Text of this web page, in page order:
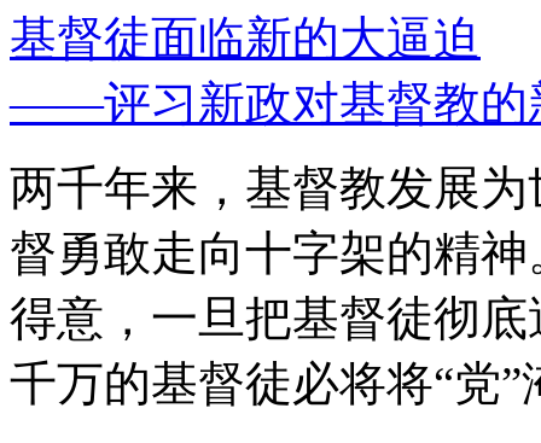
基督徒面临新的大逼迫
——评习新政对基督教的
两千年来，基督教发展
督勇敢走向十字架的精
得意，一旦把基督徒彻
千万的基督徒必将将“党”